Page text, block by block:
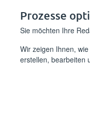
Prozesse
Sie möchten Ihre
Wir zeigen Ihnen,
erstellen, bearbeiten